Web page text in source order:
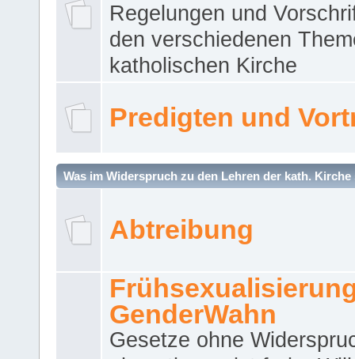
Regelungen und
den verschiedenen
katholischen Kirche
Predigten und
Was im Widerspruch zu den Lehren der kath. Kirche
Abtreibung
GenderWahn
Gesetze ohne